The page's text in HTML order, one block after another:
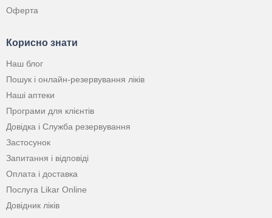
Оферта
Корисно знати
Наш блог
Пошук і онлайн-резервування ліків
Наші аптеки
Програми для клієнтів
Довідка і Служба резервування
Застосунок
Запитання і відповіді
Оплата і доставка
Послуга Likar Online
Довідник ліків